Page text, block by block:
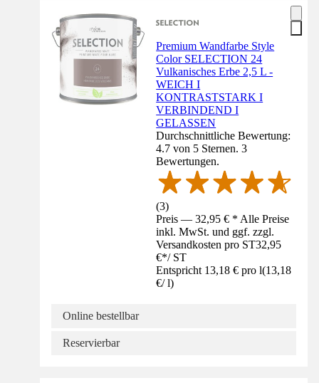
Premium Wandfarbe Style
Color SELECTION 24
Vulkanisches Erbe 2,5 L -
WEICH I
KONTRASTSTARK I
VERBINDEND I
GELASSEN
Durchschnittliche Bewertung:
4.7 von 5 Sternen. 3
Bewertungen.
(3)
Preis — 32,95 € * Alle Preise
inkl. MwSt. und ggf. zzgl.
Versandkosten pro ST32,95
€*/ ST
Entspricht 13,18 € pro l(13,18
€/ l)
Online bestellbar
Reservierbar